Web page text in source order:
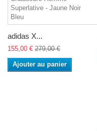
adidas X...
155,00 € 279,00 €
Ajouter au panier